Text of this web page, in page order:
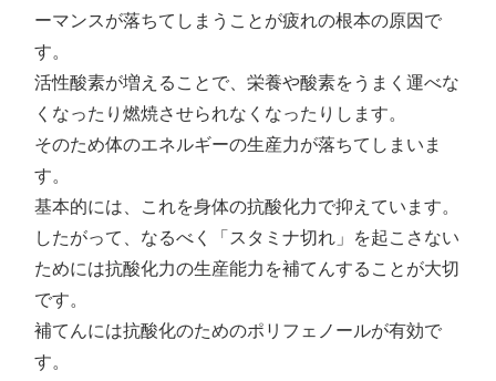
ーマンスが落ちてしまうことが疲れの根本の原因で
す。
活性酸素が増えることで、栄養や酸素をうまく運べな
くなったり燃焼させられなくなったりします。
そのため体のエネルギーの生産力が落ちてしまいま
す。
基本的には、これを身体の抗酸化力で抑えています。
したがって、なるべく「スタミナ切れ」を起こさない
ためには抗酸化力の生産能力を補てんすることが大切
です。
補てんには抗酸化のためのポリフェノールが有効で
す。